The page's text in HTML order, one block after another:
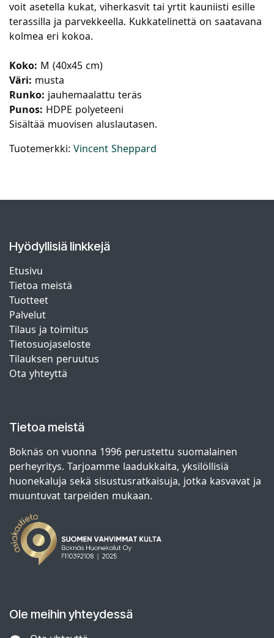
voit asetella kukat, viherkasvit tai yrtit kauniisti esille
terassilla ja parvekkeella. Kukkatelinettä on saatavana
kolmea eri kokoa.
Koko: M (40x45 cm)
Väri: musta
Runko: jauhemaalattu teräs
Punos: HDPE polyeteeni
Sisältää muovisen aluslautasen.
Tuotemerkki: Vincent Sheppard
Hyödyllisiä linkkejä
Etusivu
Tietoa meistä
Tuotteet
Palvelut
Tilaus ja toimitus
Tietosuojaseloste
Tilauksen peruutus
Ota yhteyttä
Tietoa meistä
Boknäs on vuonna 1996 perustettu suomalainen
perheyritys. Tarjoamme laadukkaita, yksilöllisiä
huonekaluja sekä sisustusratkaisuja, jotka kasvavat ja
muuntuvat tarpeiden mukaan.
Ole meihin yhteydessä